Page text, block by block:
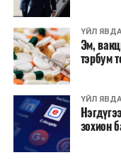
2026 оны 8
нийслэлийн
байранд
арга хэмжээ
ҮЙЛ
Эм,
тэрбум
ҮЙЛ
зохион